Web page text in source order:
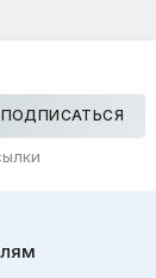
ПОДПИСАТЬСЯ